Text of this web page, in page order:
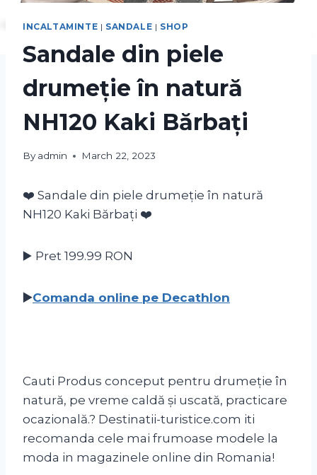
INCALTAMINTE | SANDALE | SHOP
Sandale din piele
drumeție în natură
NH120 Kaki Bărbați
By admin March 22, 2023
❤️ Sandale din piele drumeție în natură
NH120 Kaki Bărbați ❤️
▶️ Pret 199.99 RON
▶️Comanda online pe Decathlon
Cauti Produs conceput pentru drumeție în
natură, pe vreme caldă și uscată, practicare
ocazională.? Destinatii-turistice.com iti
recomanda cele mai frumoase modele la
moda in magazinele online din Romania!